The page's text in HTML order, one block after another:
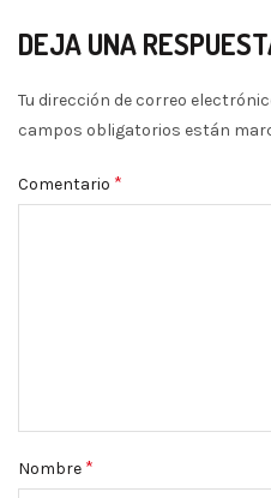
DEJA UNA
Tu dirección de correo
campos obligatorios están
Comentario *
Nombre *